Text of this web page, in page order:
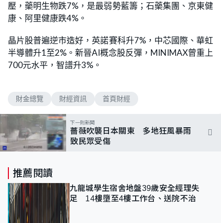
壓，藥明生物跌7%，是最弱勢藍籌；石藥集團、京東健
康、阿里健康跌4%。
晶片股普遍逆市造好，英諾賽科升7%，中芯國際、華虹
半導體升1至2%。新晉AI概念股反彈，MINIMAX曾重上
700元水平，智譜升3%。
財金總覽 財經資訊 首頁財經
下一則新聞
薔薇吹襲日本關東 多地狂風暴雨
致民眾受傷
推薦閱讀
九龍城學生宿舍地盤39歲安全經理失
足 14樓墮至4樓工作台、送院不治